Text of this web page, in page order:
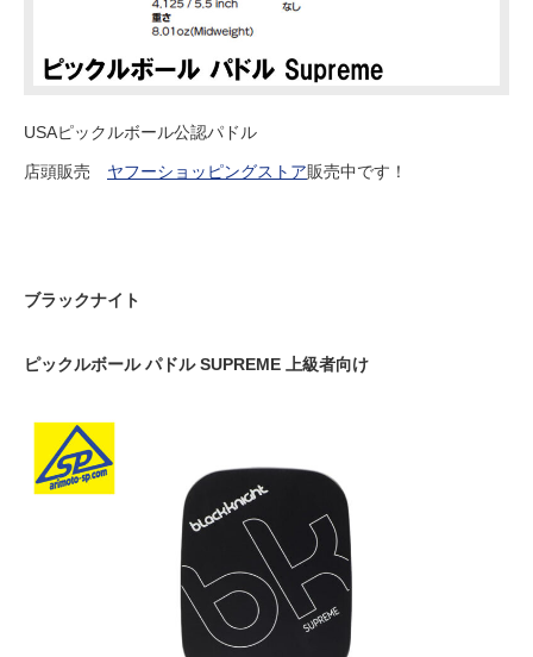
USAピックルボール公認パドル
店頭販売 ヤフーショッピングストア販売中です！
ブラックナイト
ピックルボール パドル SUPREME 上級者向け